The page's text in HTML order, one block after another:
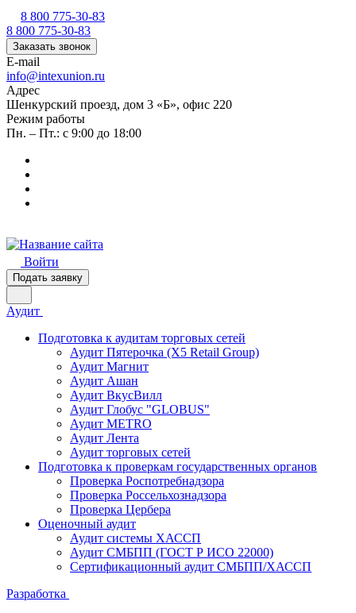
8 800 775-30-83
8 800 775-30-83
Заказать звонок
E-mail
info@intexunion.ru
Адрес
Шенкурский проезд, дом 3 «Б», офис 220
Режим работы
Пн. – Пт.: с 9:00 до 18:00
Войти
Подать заявку
Аудит
Подготовка к аудитам торговых сетей
Аудит Пятерочка (X5 Retail Group)
Аудит Магнит
Аудит Ашан
Аудит ВкусВилл
Аудит Глобус "GLOBUS"
Аудит METRO
Аудит Лента
Аудит торговых сетей
Подготовка к проверкам государственных органов
Проверка Роспотребнадзора
Проверка Россельхознадзора
Проверка Цербера
Оценочный аудит
Аудит системы ХАССП
Аудит СМБПП (ГОСТ Р ИСО 22000)
Сертификационный аудит СМБПП/ХАССП
Разработка